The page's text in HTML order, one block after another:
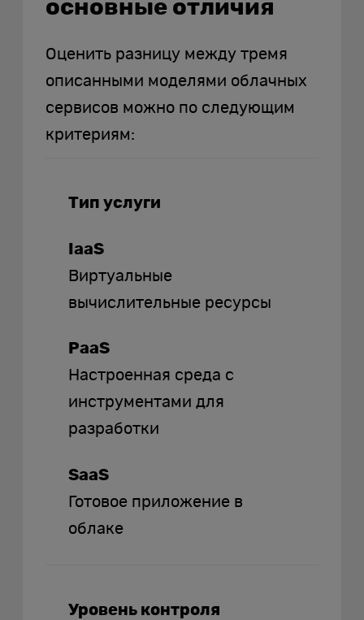
основные отличия
Оценить разницу между тремя
описанными моделями облачных
сервисов можно по следующим
критериям:
Тип услуги
IaaS
Виртуальные
вычислительные ресурсы
PaaS
Настроенная среда с
инструментами для
разработки
SaaS
Готовое приложение в
облаке
Уровень контроля